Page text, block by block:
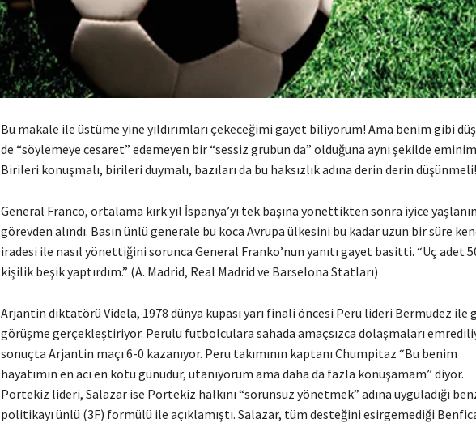
Bu makale ile üstüme yine yıldırımları çekeceğimi gayet biliyorum! Ama benim gibi
de “söylemeye cesaret” edemeyen bir “sessiz grubun da” olduğuna aynı şekilde
Birileri konuşmalı, birileri duymalı, bazıları da bu haksızlık adına derin derin düşünmeli!
General Franco, ortalama kırk yıl İspanya’yı tek başına yönettikten sonra iyice
görevden alındı. Basın ünlü generale bu koca Avrupa ülkesini bu kadar uzun bir süre
iradesi ile nasıl yönettiğini sorunca General Franko’nun yanıtı gayet basitti. “Üç adet
kişilik beşik yaptırdım.” (A. Madrid, Real Madrid ve Barselona Statları)
Arjantin diktatörü Videla, 1978 dünya kupası yarı finali öncesi Peru lideri Bermudez ile
görüşme gerçekleştiriyor. Perulu futbolculara sahada amaçsızca dolaşmaları
sonuçta Arjantin maçı 6-0 kazanıyor. Peru takımının kaptanı Chumpitaz “Bu benim
hayatımın en acı en kötü günüdür, utanıyorum ama daha da fazla konuşamam” diyor.
Portekiz lideri, Salazar ise Portekiz halkını “sorunsuz yönetmek” adına uyguladığı
politikayı ünlü (3F) formülü ile açıklamıştı. Salazar, tüm desteğini esirgemediği